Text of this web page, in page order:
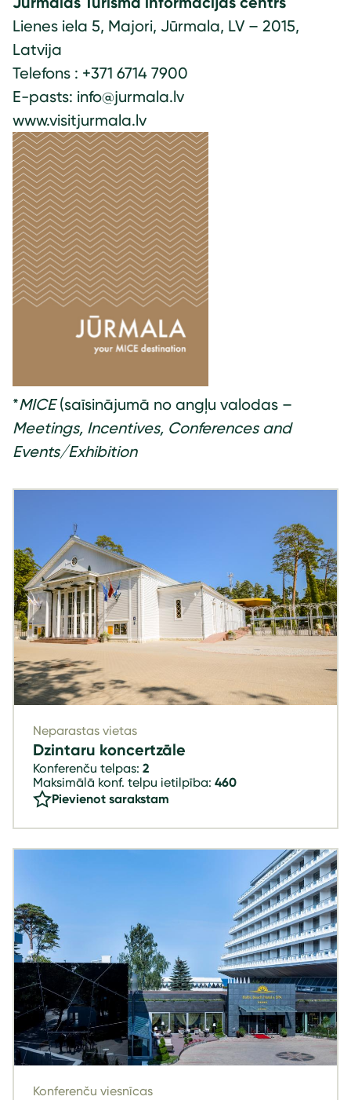
Lienes iela 5, Majori, Jūrmala, LV – 2015,
Latvija
Telefons : +371 6714 7900
E-pasts: info@jurmala.lv
www.visitjurmala.lv
*MICE(saīsinājumā no angļu valodas –
Meetings, Incentives, Conferences and
Events/Exhibition
Neparastas vietas
Dzintaru koncertzāle
Konferenču telpas: 2
Maksimālā konf. telpu ietilpība: 460
Pievienot sarakstam
Konferenču viesnīcas